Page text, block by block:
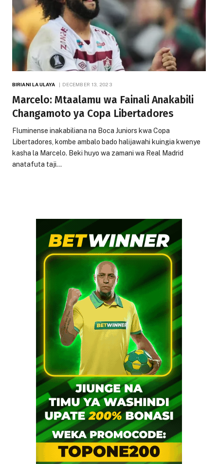
BIRIANI LA ULAYA DECEMBER 13, 2023
Marcelo: Mtaalamu wa Fainali Anakabili
Changamoto ya Copa Libertadores
Fluminense inakabiliana na Boca Juniors kwa Copa
Libertadores, kombe ambalo bado halijawahi kuingia kwenye
kasha la Marcelo. Beki huyo wa zamani wa Real Madrid
anatafuta taji…